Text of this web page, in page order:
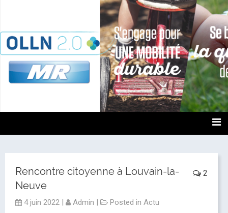
OLLN2.0
2
Rencontre citoyenne à Louvain-la-
Neuve
4 juin 2022 | Admin | Posted in Actu